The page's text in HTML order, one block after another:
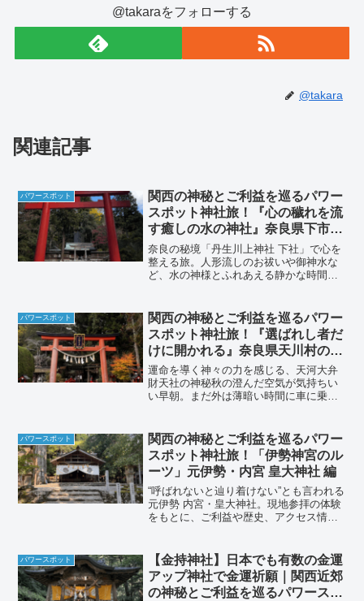
@takaraをフォローする
@takara
関連記事
パワースポット
関西の神秘とご利益を巡るパワー
スポット神社旅！『心の穢れを流
す癒しの水の神社』奈良県下市町
の丹生川上神社 下社 編
奈良の秘境「丹生川上神社 下社」で心を
整える旅。人形流しのお祓いや御神水な
ど、水の神様とふれあえる静かな時間
パワースポット
関西の神秘とご利益を巡るパワー
スポット神社旅！『選ばれし者だ
けに開かれる』奈良県天川村の天
河大弁財天社 編
運命を導く神々の力を感じる、天河大弁
財天社の神秘秋の澄んだ空気が気持ちい
い早朝。まだ外は薄暗い時間に車に乗っ
いべんざいてんしゃ）」。実はこの神
社、スピリチュアルな人たち...
パワースポット
関西の神秘とご利益を巡るパワー
スポット神社旅！「伊勢神宮のル
ーツ」元伊勢・内宮 皇大神社 編
“呼ばれないと辿り着けない”とも言われる
元伊勢 内宮・皇大神社。現地参拝の体験
をもとに、ご利益や歴史、アクセス情報
パワースポット
【金持神社】日本でも有数の金運
アップ神社で金運祈願｜関西近郊
の神秘とご利益を巡るパワースポ